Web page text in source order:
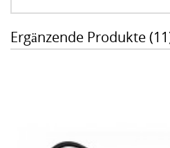
Ergänzende Produkte